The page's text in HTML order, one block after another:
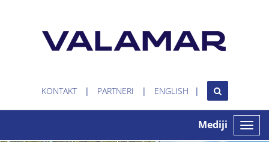
KONTAKT PARTNERI ENGLISH
Toggle
Mediji